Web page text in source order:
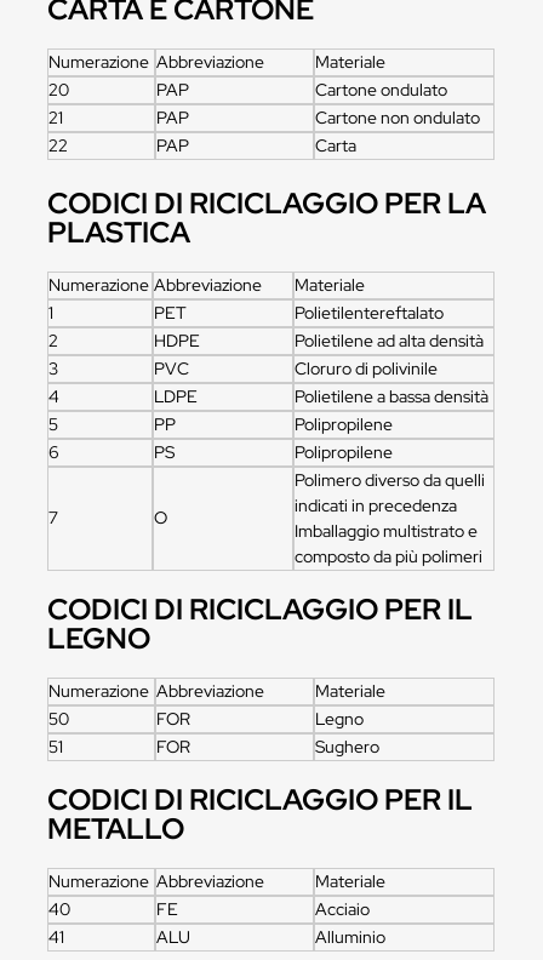
CARTA E CARTONE
Numerazione Abbreviazione
Materiale
20
PAP
Cartone ondulato
21
PAP
Cartone non ondulato
22
PAP Carta
CODICI DI RICICLAGGIO PER LA
PLASTICA
Numerazione Abbreviazione
Materiale
1
PET
Polietilentereftalato
2
HDPE
Polietilene ad alta densità
3
PVC
Cloruro di polivinile
4
LDPE
Polietilene a bassa densità
5
PP
Polipropilene
6
PS Polipropilene
7 O
Polimero diverso da quelli
indicati in precedenza
Imballaggio multistrato e
composto da più polimeri
CODICI DI RICICLAGGIO PER IL
LEGNO
Numerazione Abbreviazione
Materiale
50
FOR
Legno
51
FOR Sughero
CODICI DI RICICLAGGIO PER IL
METALLO
Numerazione Abbreviazione
Materiale
40
FE
Acciaio
41
ALU Alluminio